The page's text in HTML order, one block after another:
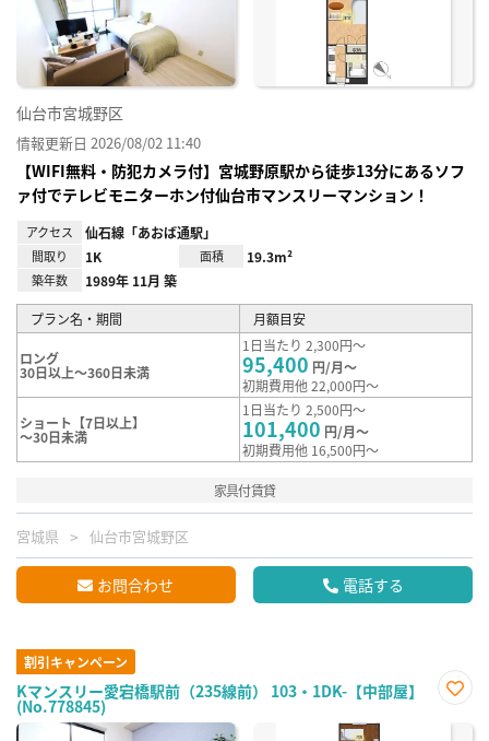
仙台市宮城野区
情報更新日 2026/08/02 11:40
【WIFI無料・防犯カメラ付】宮城野原駅から徒歩13分にあるソフ
ァ付でテレビモニターホン付仙台市マンスリーマンション！
アクセス 仙石線「あおば通駅」
間取り 1K 面積 19.3m²
築年数 1989年 11月 築
プラン名・期間 月額目安
ロング
30日以上～360日未満
1日当たり 2,300円～
95,400 円/月～
初期費用他 22,000円～
ショート【7日以上】
～30日未満
1日当たり 2,500円～
101,400 円/月～
初期費用他 16,500円～
家具付賃貸
宮城県 仙台市宮城野区
お問合わせ 電話する
割引キャンペーン
Kマンスリー愛宕橋駅前（235線前） 103・1DK-【中部屋】
(No.778845)
に入